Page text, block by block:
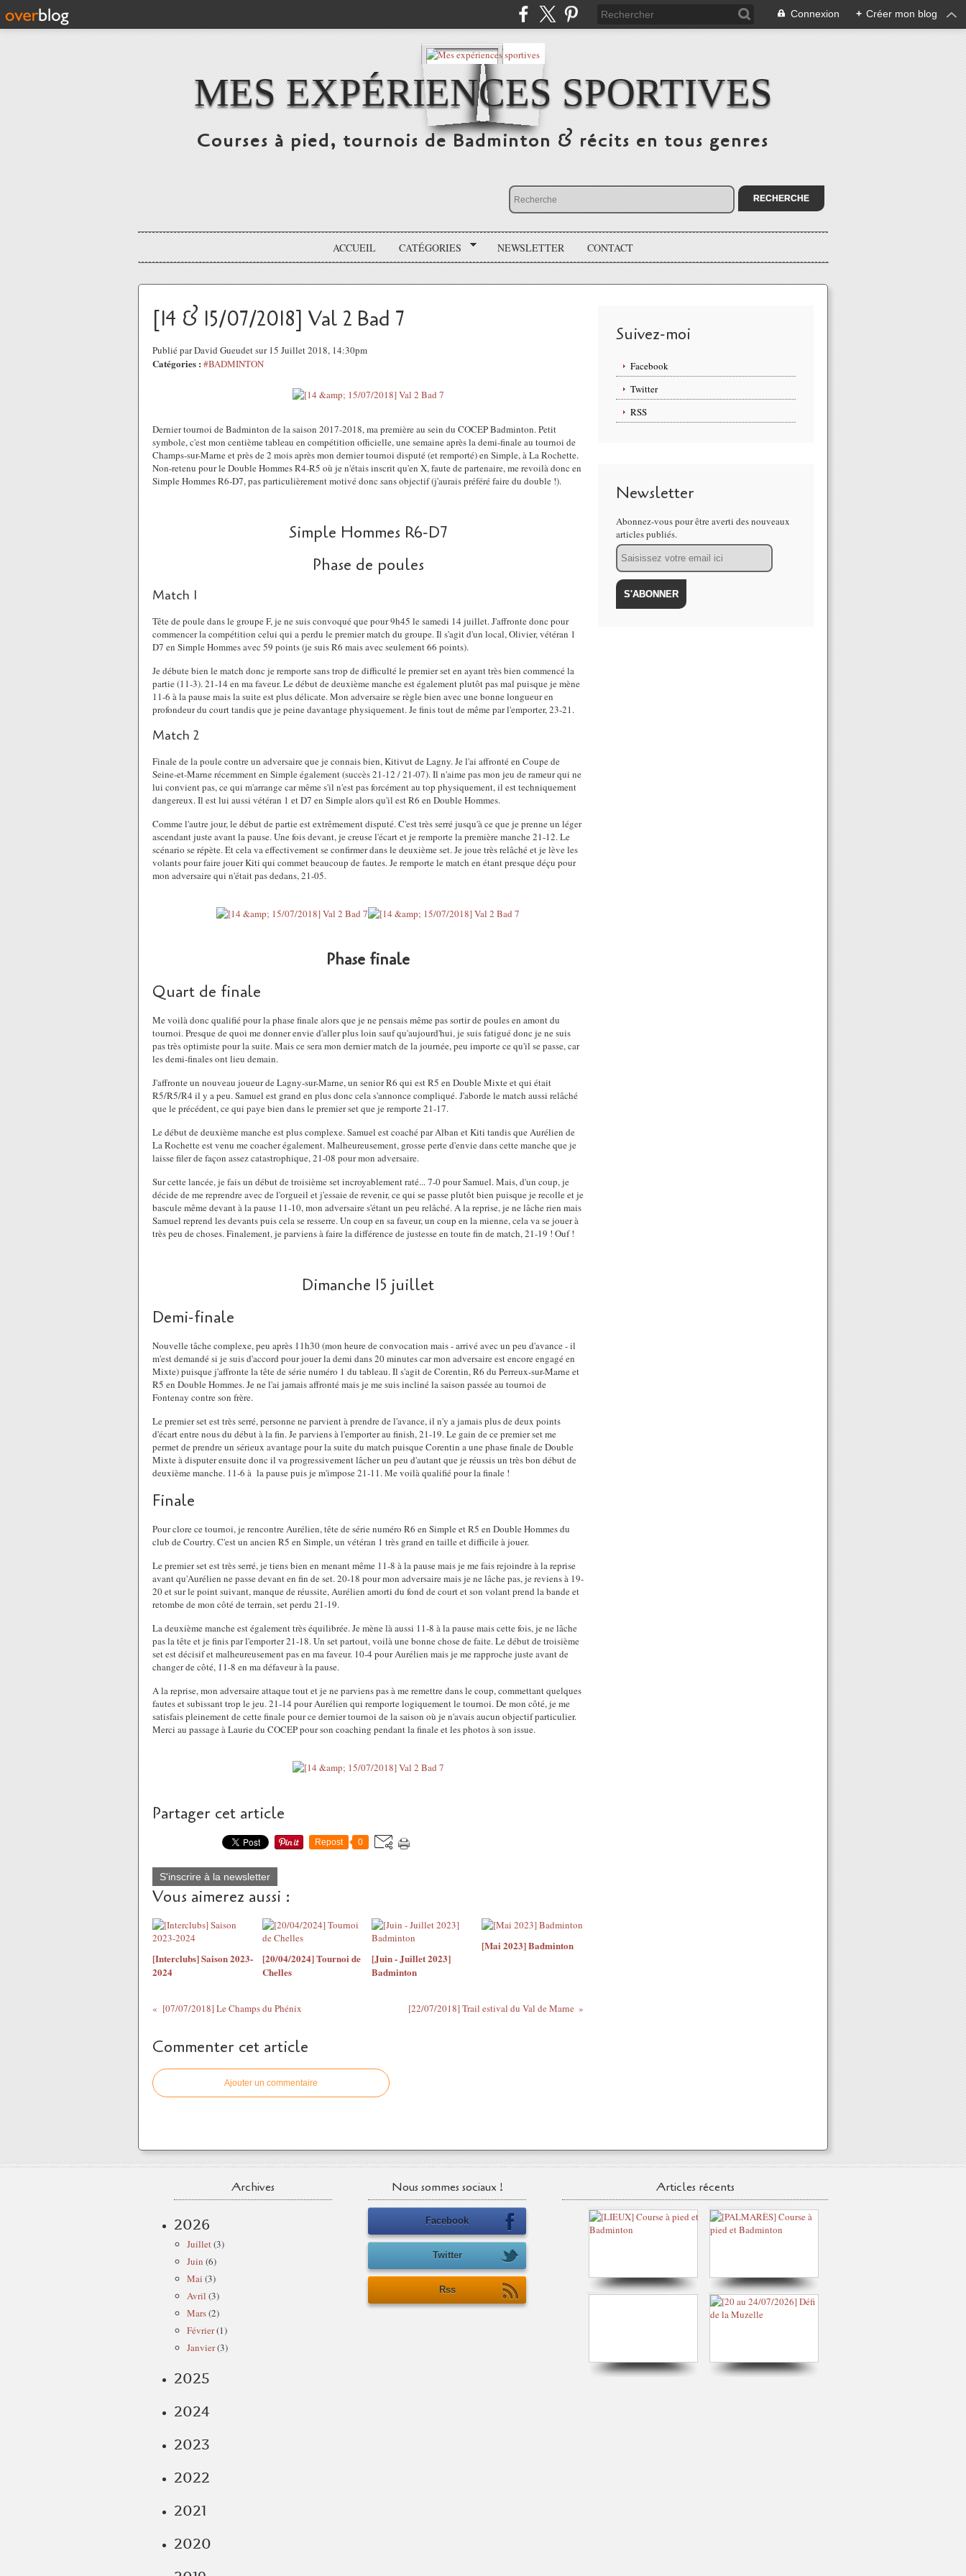
Connexion + Créer mon blog
MES EXPÉRIENCES SPORTIVES
Courses à pied, tournois de Badminton & récits en tous genres
ACCUEIL CATÉGORIES NEWSLETTER CONTACT
[14 & 15/07/2018] Val 2 Bad 7
Publié par David Gueudet sur 15 Juillet 2018, 14:30pm
Catégories : #BADMINTON
Dernier tournoi de Badminton de la saison 2017-2018, ma première au sein du COCEP Badminton. Petit
symbole, c'est mon centième tableau en compétition officielle, une semaine après la demi-finale au tournoi de
Champs-sur-Marne et près de 2 mois après mon dernier tournoi disputé (et remporté) en Simple, à La Rochette.
Non-retenu pour le Double Hommes R4-R5 où je n'étais inscrit qu'en X, faute de partenaire, me revoilà donc en
Simple Hommes R6-D7, pas particulièrement motivé donc sans objectif (j'aurais préféré faire du double !).
Simple Hommes R6-D7
Phase de poules
Match 1
Tête de poule dans le groupe F, je ne suis convoqué que pour 9h45 le samedi 14 juillet. J'affronte donc pour
commencer la compétition celui qui a perdu le premier match du groupe. Il s'agit d'un local, Olivier, vétéran 1
D7 en Simple Hommes avec 59 points (je suis R6 mais avec seulement 66 points).
Je débute bien le match donc je remporte sans trop de difficulté le premier set en ayant très bien commencé la
partie (11-3). 21-14 en ma faveur. Le début de deuxième manche est également plutôt pas mal puisque je mène
11-6 à la pause mais la suite est plus délicate. Mon adversaire se règle bien avec une bonne longueur en
profondeur du court tandis que je peine davantage physiquement. Je finis tout de même par l'emporter, 23-21.
Match 2
Finale de la poule contre un adversaire que je connais bien, Kitivut de Lagny. Je l'ai affronté en Coupe de
Seine-et-Marne récemment en Simple également (succès 21-12 / 21-07). Il n'aime pas mon jeu de rameur qui ne
lui convient pas, ce qui m'arrange car même s'il n'est pas forcément au top physiquement, il est techniquement
dangereux. Il est lui aussi vétéran 1 et D7 en Simple alors qu'il est R6 en Double Hommes.
Comme l'autre jour, le début de partie est extrêmement disputé. C'est très serré jusqu'à ce que je prenne un léger
ascendant juste avant la pause. Une fois devant, je creuse l'écart et je remporte la première manche 21-12. Le
scénario se répète. Et cela va effectivement se confirmer dans le deuxième set. Je joue très relâché et je lève les
volants pour faire jouer Kiti qui commet beaucoup de fautes. Je remporte le match en étant presque déçu pour
mon adversaire qui n'était pas dedans, 21-05.
Phase finale
Quart de finale
Me voilà donc qualifié pour la phase finale alors que je ne pensais même pas sortir de poules en amont du
tournoi. Presque de quoi me donner envie d'aller plus loin sauf qu'aujourd'hui, je suis fatigué donc je ne suis
pas très optimiste pour la suite. Mais ce sera mon dernier match de la journée, peu importe ce qu'il se passe, car
les demi-finales ont lieu demain.
J'affronte un nouveau joueur de Lagny-sur-Marne, un senior R6 qui est R5 en Double Mixte et qui était
R5/R5/R4 il y a peu. Samuel est grand en plus donc cela s'annonce compliqué. J'aborde le match aussi relâché
que le précédent, ce qui paye bien dans le premier set que je remporte 21-17.
Le début de deuxième manche est plus complexe. Samuel est coaché par Alban et Kiti tandis que Aurélien de
La Rochette est venu me coacher également. Malheureusement, grosse perte d'envie dans cette manche que je
laisse filer de façon assez catastrophique, 21-08 pour mon adversaire.
Sur cette lancée, je fais un début de troisième set incroyablement raté... 7-0 pour Samuel. Mais, d'un coup, je
décide de me reprendre avec de l'orgueil et j'essaie de revenir, ce qui se passe plutôt bien puisque je recolle et je
bascule même devant à la pause 11-10, mon adversaire s'étant un peu relâché. A la reprise, je ne lâche rien mais
Samuel reprend les devants puis cela se resserre. Un coup en sa faveur, un coup en la mienne, cela va se jouer à
très peu de choses. Finalement, je parviens à faire la différence de justesse en toute fin de match, 21-19 ! Ouf !
Dimanche 15 juillet
Demi-finale
Nouvelle tâche complexe, peu après 11h30 (mon heure de convocation mais - arrivé avec un peu d'avance - il
m'est demandé si je suis d'accord pour jouer la demi dans 20 minutes car mon adversaire est encore engagé en
Mixte) puisque j'affronte la tête de série numéro 1 du tableau. Il s'agit de Corentin, R6 du Perreux-sur-Marne et
R5 en Double Hommes. Je ne l'ai jamais affronté mais je me suis incliné la saison passée au tournoi de
Fontenay contre son frère.
Le premier set est très serré, personne ne parvient à prendre de l'avance, il n'y a jamais plus de deux points
d'écart entre nous du début à la fin. Je parviens à l'emporter au finish, 21-19. Le gain de ce premier set me
permet de prendre un sérieux avantage pour la suite du match puisque Corentin a une phase finale de Double
Mixte à disputer ensuite donc il va progressivement lâcher un peu d'autant que je réussis un très bon début de
deuxième manche. 11-6 à la pause puis je m'impose 21-11. Me voilà qualifié pour la finale !
Finale
Pour clore ce tournoi, je rencontre Aurélien, tête de série numéro R6 en Simple et R5 en Double Hommes du
club de Courtry. C'est un ancien R5 en Simple, un vétéran 1 très grand en taille et difficile à jouer.
Le premier set est très serré, je tiens bien en menant même 11-8 à la pause mais je me fais rejoindre à la reprise
avant qu'Aurélien ne passe devant en fin de set. 20-18 pour mon adversaire mais je ne lâche pas, je reviens à 19-
20 et sur le point suivant, manque de réussite, Aurélien amorti du fond de court et son volant prend la bande et
retombe de mon côté de terrain, set perdu 21-19.
La deuxième manche est également très équilibrée. Je mène là aussi 11-8 à la pause mais cette fois, je ne lâche
pas la tête et je finis par l'emporter 21-18. Un set partout, voilà une bonne chose de faite. Le début de troisième
set est décisif et malheureusement pas en ma faveur. 10-4 pour Aurélien mais je me rapproche juste avant de
changer de côté, 11-8 en ma défaveur à la pause.
A la reprise, mon adversaire attaque tout et je ne parviens pas à me remettre dans le coup, commettant quelques
fautes et subissant trop le jeu. 21-14 pour Aurélien qui remporte logiquement le tournoi. De mon côté, je me
satisfais pleinement de cette finale pour ce dernier tournoi de la saison où je n'avais aucun objectif particulier.
Merci au passage à Laurie du COCEP pour son coaching pendant la finale et les photos à son issue.
Partager cet article
Repost 0
S'inscrire à la newsletter
Vous aimerez aussi :
[Interclubs] Saison 2023-
2024
[20/04/2024] Tournoi de
Chelles
[Juin - Juillet 2023]
Badminton
[Mai 2023] Badminton
[07/07/2018] Le Champs du Phénix [22/07/2018] Trail estival du Val de Marne
Commenter cet article
Ajouter un commentaire
Suivez-moi
Facebook
Twitter
RSS
Newsletter
Abonnez-vous pour être averti des nouveaux
articles publiés.
Email
Archives
2026
Juillet(3)
Juin (6)
Mai (3)
Avril (3)
Mars(2)
Février(1)
Janvier(3)
2025
2024
2023
2022
2021
2020
Nous sommes sociaux !
Facebook
Twitter
Rss
Articles récents